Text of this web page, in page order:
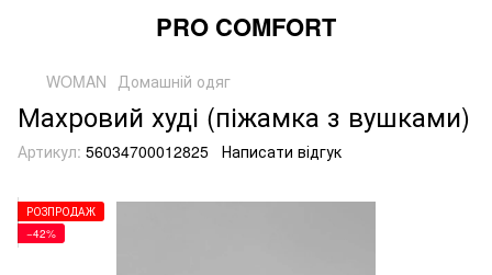
PRO COMFORT
WOMAN Домашній одяг
Махровий худі (піжамка з вушками)
Артикул: 56034700012825 Написати відгук
РОЗПРОДАЖ
−42%